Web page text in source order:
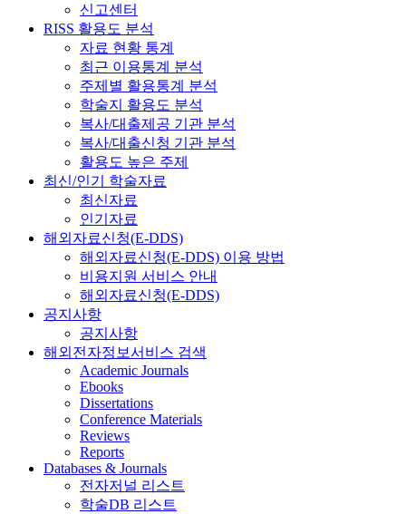
신고센터
RISS 활용도 분석
자료 현황 통계
최근 이용통계 분석
주제별 활용통계 분석
학술지 활용도 분석
복사/대출제공 기관 분석
복사/대출신청 기관 분석
활용도 높은 주제
최신/인기 학술자료
최신자료
인기자료
해외자료신청(E-DDS)
해외자료신청(E-DDS) 이용 방법
비용지원 서비스 안내
해외자료신청(E-DDS)
공지사항
공지사항
해외전자정보서비스 검색
Academic Journals
Ebooks
Dissertations
Conference Materials
Reviews
Reports
Databases & Journals
전자저널 리스트
학술DB 리스트